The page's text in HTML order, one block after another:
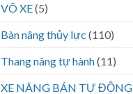
VÕ XE(5)
Bàn nâng thủy lực (110)
Thang nâng tự hành(11)
XE NÂNG BÁN TỰ ĐỘNG